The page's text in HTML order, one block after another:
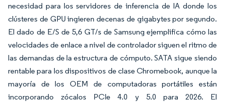
necesidad para los servidores de inferencia de IA donde los
clústeres de GPU ingieren decenas de gigabytes por segundo.
El dado de E/S de 5,6 GT/s de Samsung ejemplifica cómo las
velocidades de enlace a nivel de controlador siguen el ritmo de
las demandas de la estructura de cómputo. SATA sigue siendo
rentable para los dispositivos de clase Chromebook, aunque la
mayoría de los OEM de computadoras portátiles están
incorporando zócalos PCIe 4.0 y 5.0 para 2026. El